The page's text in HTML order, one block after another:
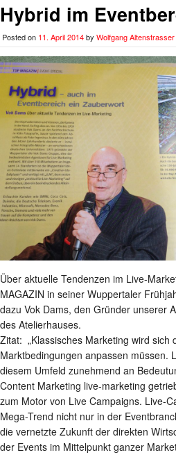
Hybrid im
Posted on 11. April 2014by Wolfgang Altenstrasser
Über aktuelle Tendenzen im Live-
MAGAZIN in seiner Wuppertaler
dazu Vok Dams, den Gründer unserer
des Atelierhauses.
Zitat: „Klassisches Marketing wird sich
Marktbedingungen anpassen müssen.
diesem Umfeld zunehmend an
Content Marketing live-marketing
zum Motor von Live Campaigns. Live-
Mega-Trend nicht nur in der
die vernetzte Zukunft der direkten
der Events im Mittelpunkt ganzer